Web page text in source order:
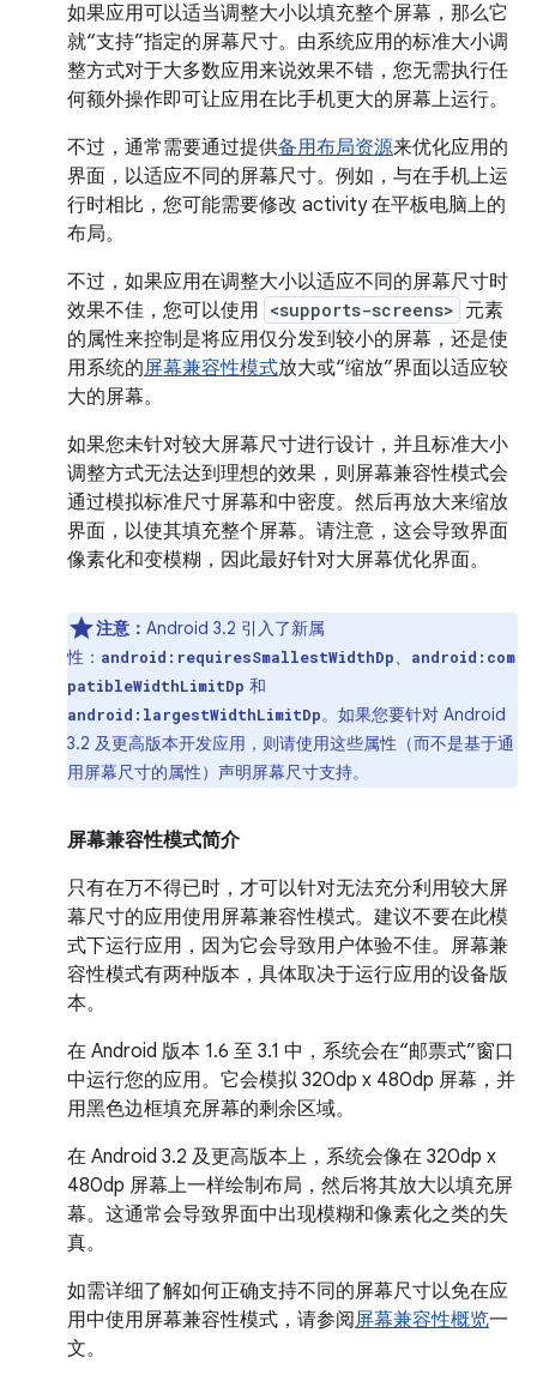
如果应用可以适当调整大小以填充整个屏幕，那么它
就“支持”指定的屏幕尺寸。由系统应用的标准大小调
整方式对于大多数应用来说效果不错，您无需执行任
何额外操作即可让应用在比手机更大的屏幕上运行。
不过，通常需要通过提供备用布局资源来优化应用的
界面，以适应不同的屏幕尺寸。例如，与在手机上运
行时相比，您可能需要修改 activity 在平板电脑上的
布局。
不过，如果应用在调整大小以适应不同的屏幕尺寸时
效果不佳，您可以使用 <supports-screens> 元素
的属性来控制是将应用仅分发到较小的屏幕，还是使
用系统的屏幕兼容性模式放大或“缩放”界面以适应较
大的屏幕。
如果您未针对较大屏幕尺寸进行设计，并且标准大小
调整方式无法达到理想的效果，则屏幕兼容性模式会
通过模拟标准尺寸屏幕和中密度。 然后再放大来缩放
界面，以使其填充整个屏幕。请注意，这会导致界面
像素化和变模糊，因此最好针对大屏幕优化界面。
注意： Android 3.2 引入了新属
性： android:requiresSmallestWidthDp、
android:com
patibleWidthLimitDp 和
android:largestWidthLimitDp。如果您要针对 Android
3.2 及更高版本开发应用，则请使用这些属性（而不是基于通
用屏幕尺寸的属性）声明屏幕尺寸支持。
屏幕兼容性模式简介
只有在万不得已时，才可以针对无法充分利用较大屏
幕尺寸的应用使用屏幕兼容性模式。建议不要在此模
式下运行应用，因为它会导致用户体验不佳。屏幕兼
容性模式有两种版本，具体取决于运行应用的设备版
本。
在 Android 版本 1.6 至 3.1 中，系统会在“邮票式”窗口
中运行您的应用。它会模拟 320dp x 480dp 屏幕，并
用黑色边框填充屏幕的剩余区域。
在 Android 3.2 及更高版本上，系统会像在 320dp x
480dp 屏幕上一样绘制布局，然后将其放大以填充屏
幕。这通常会导致界面中出现模糊和像素化之类的失
真。
如需详细了解如何正确支持不同的屏幕尺寸以免在应
用中使用屏幕兼容性模式，请参阅屏幕兼容性概览一
文。